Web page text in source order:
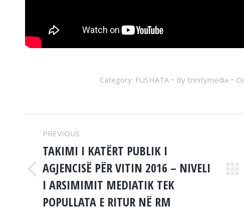
Category: FUSHATA By trinitymedia
POST
NAVIGATION
PREVIOUS
Previous
post:
TAKIMI I KATËRT PUBLIK I
AGJENCISË PËR VITIN 2016 – NIVELI
I ARSIMIMIT MEDIATIK TEK
POPULLATA E RITUR NË RM